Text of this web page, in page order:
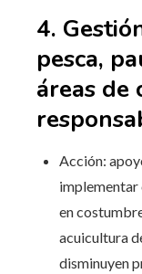
4.
pesca,
áreas de
Acción:
implementar
en
acuicultura
disminuyen